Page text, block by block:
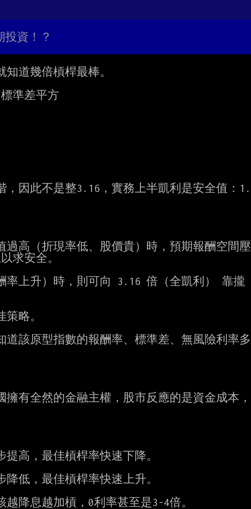
資！？
道幾倍槓桿最棒。
準差平方
因此不是整3.16，實務上半凱利是安全值：1.
高（折現率低、股價貴）時，預期報酬空間壓
求安全。
率上升）時，則可向 3.16 倍（全凱利） 靠攏
略。
該原型指數的報酬率、標準差、無風險利率多
有全然的金融主權，股市反應的是資金成本，
高，最佳槓桿率快速下降。
低，最佳槓桿率快速上升。
降息越加槓，0利率甚至是3-4倍。